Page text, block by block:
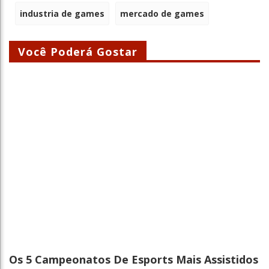
industria de games mercado de games
Você Poderá Gostar
Os 5 Campeonatos De Esports Mais Assistidos